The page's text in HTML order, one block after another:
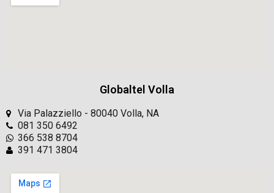
Globaltel Volla
Via Palazziello - 80040 Volla, NA
081 350 6492
366 538 8704
391 471 3804